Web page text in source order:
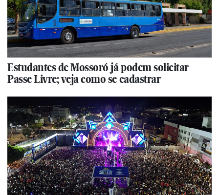
Estudantes de Mossoró já podem solicitar
Passe Livre; veja como se cadastrar